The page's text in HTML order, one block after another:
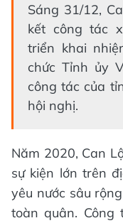
Sáng 31/12,
kết công tác
triển khai
chức Tỉnh ủy
công tác của
hội nghị.
Năm 2020, Can
sự kiện lớn trên
yêu nước sâu
toàn quân.